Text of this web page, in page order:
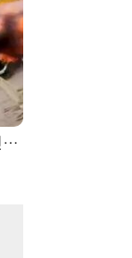
“계속 쫓아왔다”…도망치던 우크라 민간인 공격한 러 자폭 드론